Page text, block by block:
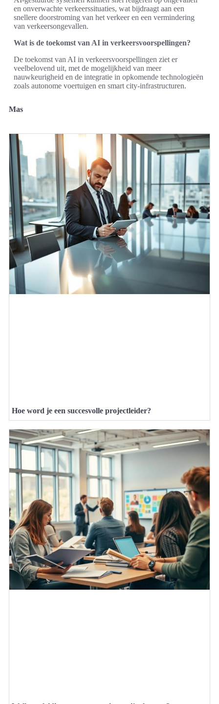
en onverwachte verkeerssituaties, wat bijdraagt aan een
snellere doorstroming van het verkeer en een vermindering
van verkeersongevallen.
Wat is de toekomst van AI in verkeersvoorspellingen?
De toekomst van AI in verkeersvoorspellingen ziet er
veelbelovend uit, met de mogelijkheid van meer
nauwkeurigheid en de integratie in opkomende technologieën
zoals autonome voertuigen en smart city-infrastructuren.
Mas
Hoe word je een succesvolle projectleider?